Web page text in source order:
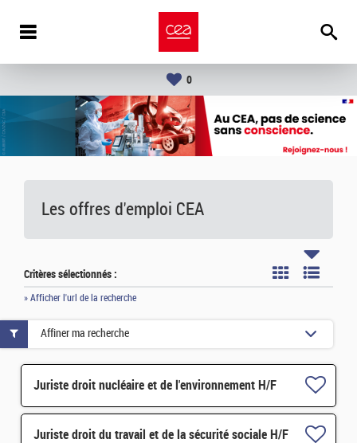
0
Les offres d'emploi CEA
Critères sélectionnés :
» Afficher l'url de la recherche
Juriste droit nucléaire et de l'environnement H/F
Juriste droit du travail et de la sécurité sociale H/F
Affiner ma recherche